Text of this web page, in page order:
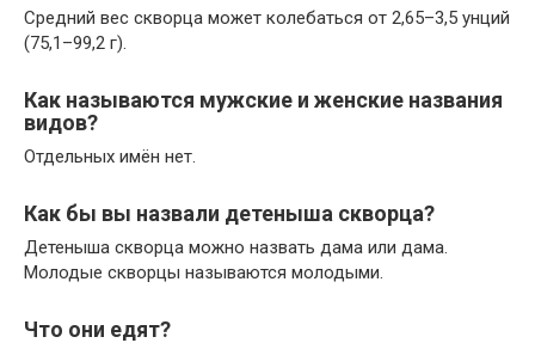
Средний вес скворца может колебаться от 2,65–3,5 унций
(75,1–99,2 г).
Как называются мужские и женские названия
видов?
Отдельных имён нет.
Как бы вы назвали детеныша скворца?
Детеныша скворца можно назвать дама или дама.
Молодые скворцы называются молодыми.
Что они едят?